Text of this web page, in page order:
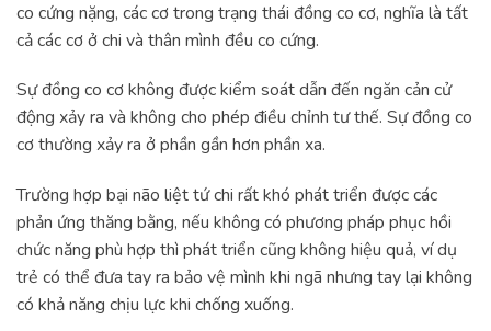
co cứng nặng, các cơ trong trạng thái đồng co cơ, nghĩa là tất
cả các cơ ở chi và thân mình đều co cứng.
Sự đồng co cơ không được kiểm soát dẫn đến ngăn cản cử
động xảy ra và không cho phép điều chỉnh tư thế. Sự đồng co
cơ thường xảy ra ở phần gần hơn phần xa.
Trường hợp bại não liệt tứ chi rất khó phát triển được các
phản ứng thăng bằng, nếu không có phương pháp phục hồi
chức năng phù hợp thì phát triển cũng không hiệu quả, ví dụ
trẻ có thể đưa tay ra bảo vệ mình khi ngã nhưng tay lại không
có khả năng chịu lực khi chống xuống.